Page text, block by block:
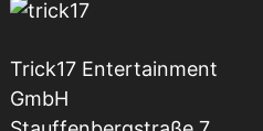
Trick17 Entertainment
GmbH